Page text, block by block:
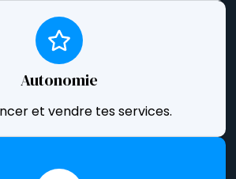
Autonomie
et vendre tes services.